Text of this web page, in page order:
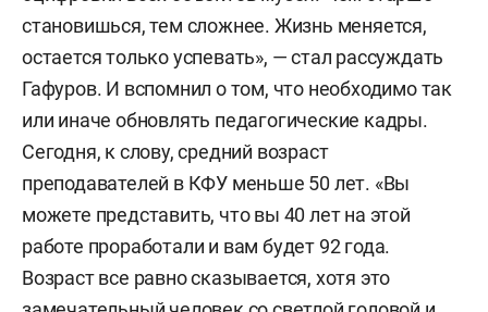
становишься, тем сложнее. Жизнь меняется,
остается только успевать», — стал рассуждать
Гафуров. И вспомнил о том, что необходимо так
или иначе обновлять педагогические кадры.
Сегодня, к слову, средний возраст
преподавателей в КФУ меньше 50 лет. «Вы
можете представить, что вы 40 лет на этой
работе проработали и вам будет 92 года.
Возраст все равно сказывается, хотя это